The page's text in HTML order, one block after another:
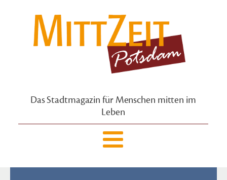
Das Stadtmagazin für Menschen mitten im
Leben